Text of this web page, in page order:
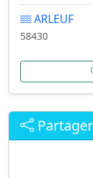
ARLEUF
58430
Partager